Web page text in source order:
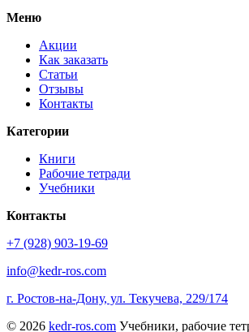
Меню
Акции
Как заказать
Статьи
Отзывы
Контакты
Категории
Книги
Рабочие тетради
Учебники
Контакты
+7 (928) 903-19-69
info@kedr-ros.com
г. Ростов-на-Дону, ул. Текучева, 229/174
© 2026 kedr-ros.com Учебники, рабочие